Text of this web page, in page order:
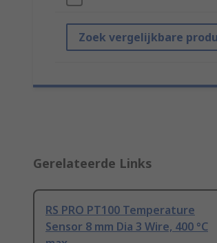
Zoek vergelijkbare
Gerelateerde Links
RS PRO PT100 Temperature
Sensor 8 mm Dia 3 Wire, 400 °C